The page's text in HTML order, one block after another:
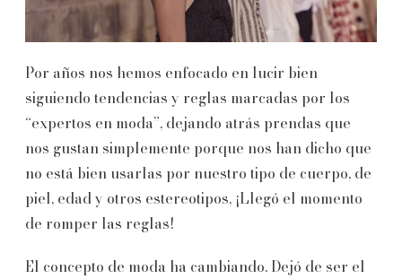
Por años nos hemos enfocado en lucir bien
siguiendo tendencias y reglas marcadas por los
“expertos en moda”, dejando atrás prendas que
nos gustan simplemente porque nos han dicho que
no está bien usarlas por nuestro tipo de cuerpo, de
piel, edad y otros estereotipos, ¡Llegó el momento
de romper las reglas!
El concepto de moda ha cambiando. Dejó de ser el